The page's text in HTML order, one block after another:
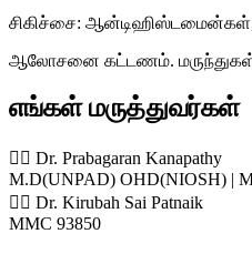
சிகிச்சை: ஆன்டிஹிஸ்டமைன்கள்,
ஆலோசனை கட்டணம். மருந்துகள்
எங்கள் மருத்துவர்கள்
👨‍⚕️ Dr. Prabagaran Kanapathy
M.D(UNPAD) OHD(NIOSH) |
👨‍⚕️ Dr. Kirubah Sai Patnaik
MMC 93850